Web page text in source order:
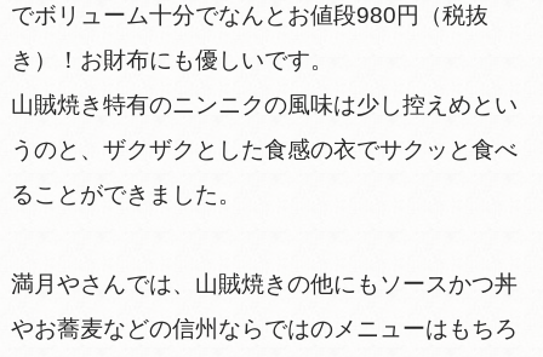
でボリューム十分でなんとお値段980円（税抜
き）！お財布にも優しいです。
山賊焼き特有のニンニクの風味は少し控えめとい
うのと、ザクザクとした食感の衣でサクッと食べ
ることができました。
満月やさんでは、山賊焼きの他にもソースかつ丼
やお蕎麦などの信州ならではのメニューはもちろ